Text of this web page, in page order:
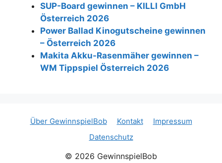
SUP-Board gewinnen – KILLI GmbH
Österreich 2026
Power Ballad Kinogutscheine gewinnen
– Österreich 2026
Makita Akku-Rasenmäher gewinnen –
WM Tippspiel Österreich 2026
Über GewinnspielBob Kontakt
Impressum
Datenschutz
© 2026 GewinnspielBob